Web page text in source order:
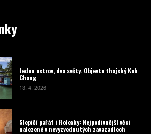
Jeden ostrov, dva světy. Objevte thajský Koh
Chang
13. 4. 2026
Slepičí pařát i Rolexky: Nejpodivnější věci
nalezené v nevyzvednutých zavazadlech